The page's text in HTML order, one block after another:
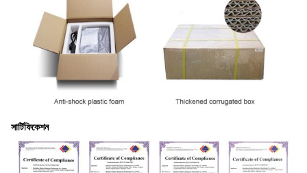
সার্টিফিকেশন